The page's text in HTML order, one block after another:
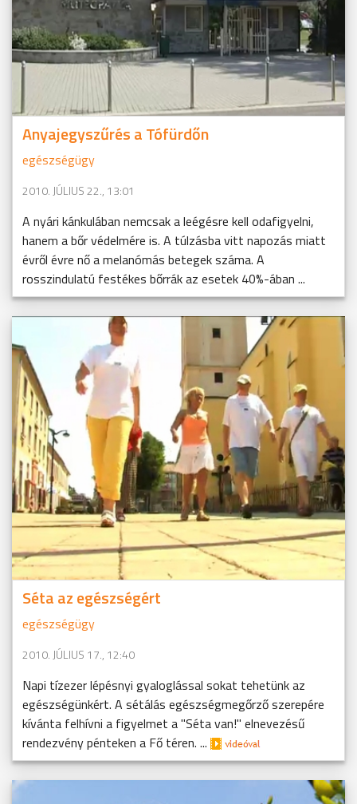
Anyajegyszűrés a Tófürdőn
egészségügy
2010. JÚLIUS 22., 13:01
A nyári kánkulában nemcsak a leégésre kell odafigyelni,
hanem a bőr védelmére is. A túlzásba vitt napozás miatt
évről évre nő a melanómás betegek száma. A
rosszindulatú festékes bőrrák az esetek 40%-ában ...
Séta az egészségért
egészségügy
2010. JÚLIUS 17., 12:40
Napi tízezer lépésnyi gyaloglással sokat tehetünk az
egészségünkért. A sétálás egészségmegőrző szerepére
kívánta felhívni a figyelmet a "Séta van!" elnevezésű
rendezvény pénteken a Fő téren. ...